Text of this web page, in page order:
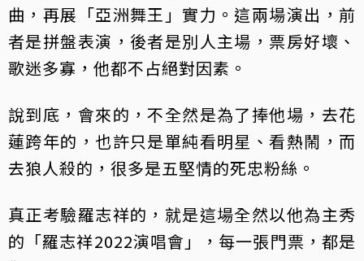
曲，再展「亞洲舞王」實力。這兩場演出，前
者是拼盤表演，後者是別人主場，票房好壞、
歌迷多寡，他都不占絕對因素。
說到底，會來的，不全然是為了捧他場，去花
蓮跨年的，也許只是單純看明星、看熱鬧，而
去狼人殺的，很多是五堅情的死忠粉絲。
真正考驗羅志祥的，就是這場全然以他為主秀
的「羅志祥2022演唱會」，每一張門票，都是